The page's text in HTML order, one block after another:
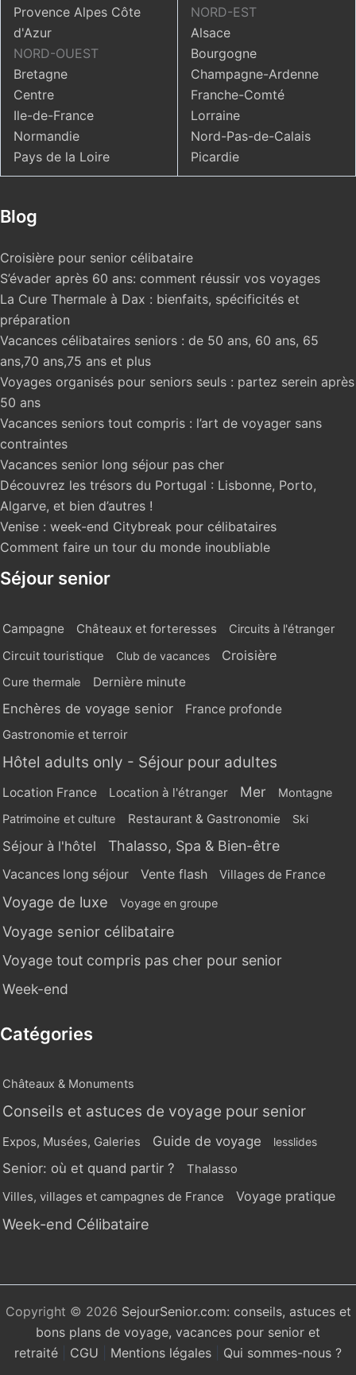
Provence Alpes Côte
d'Azur
NORD-OUEST
Bretagne
Centre
Ile-de-France
Normandie
Pays de la Loire
NORD-EST
Alsace
Bourgogne
Champagne-Ardenne
Franche-Comté
Lorraine
Nord-Pas-de-Calais
Picardie
Blog
Croisière pour senior célibataire
S’évader après 60 ans: comment réussir vos voyages
La Cure Thermale à Dax : bienfaits, spécificités et
préparation
Vacances célibataires seniors : de 50 ans, 60 ans, 65
ans,70 ans,75 ans et plus
Voyages organisés pour seniors seuls : partez serein après
50 ans
Vacances seniors tout compris : l’art de voyager sans
contraintes
Vacances senior long séjour pas cher
Découvrez les trésors du Portugal : Lisbonne, Porto,
Algarve, et bien d’autres !
Venise : week-end Citybreak pour célibataires
Comment faire un tour du monde inoubliable
Séjour senior
Campagne Châteaux et forteresses
Circuits à l'étranger
Circuit touristique
Club de vacances Croisière
Cure thermale Dernière minute
Enchères de voyage senior
France profonde
Gastronomie et terroir
Hôtel adults only - Séjour pour adultes
Location France Location à l'étranger Mer Montagne
Patrimoine et culture Restaurant & Gastronomie Ski
Séjour à l'hôtel Thalasso, Spa & Bien-être
Vacances long séjour Vente flash Villages de France
Voyage de luxe Voyage en groupe
Voyage senior célibataire
Voyage tout compris pas cher pour senior
Week-end
Catégories
Châteaux & Monuments
Conseils et astuces de voyage pour senior
Expos, Musées, Galeries Guide de voyage lesslides
Senior: où et quand partir ? Thalasso
Villes, villages et campagnes de France Voyage pratique
Week-end Célibataire
Copyright © 2026 SejourSenior.com: conseils, astuces et
bons plans de voyage, vacances pour senior et
retraité
CGU Mentions légales Qui sommes-nous ?